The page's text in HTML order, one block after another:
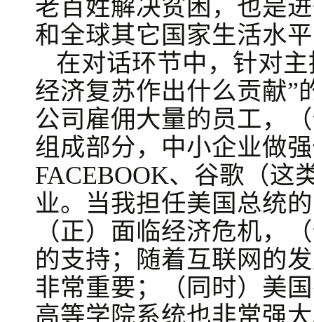
老百姓解决贫困，也是
和全球其它国家生活水
在对话环节中，针对
经济复苏作出什么贡献”
公司雇佣大量的员工，
组成部分，中小企业做
FACEBOOK、谷歌（这
业。当我担任美国总统
（正）面临经济危机，
的支持；随着互联网的
非常重要；（同时）美
高等学院系统也非常强